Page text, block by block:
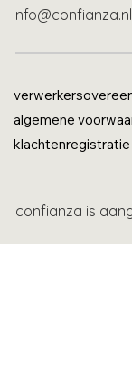
info@confianza.nl
algemene
klachtenregistratie
confianza is